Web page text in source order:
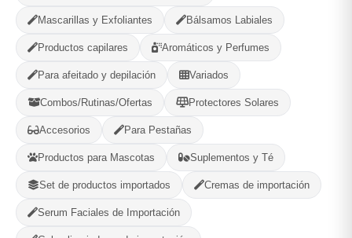
Mascarillas y Exfoliantes Bálsamos Labiales
Productos capilares Aromáticos y Perfumes
Para afeitado y depilación Variados
Combos/Rutinas/Ofertas Protectores Solares
Accesorios Para Pestañas
Productos para Mascotas Suplementos y Té
Set de productos importados Cremas de importación
Serum Faciales de Importación
Favorito
MÉTODOS DE PAGO ACEPTADOS
Gaia Cosmetic